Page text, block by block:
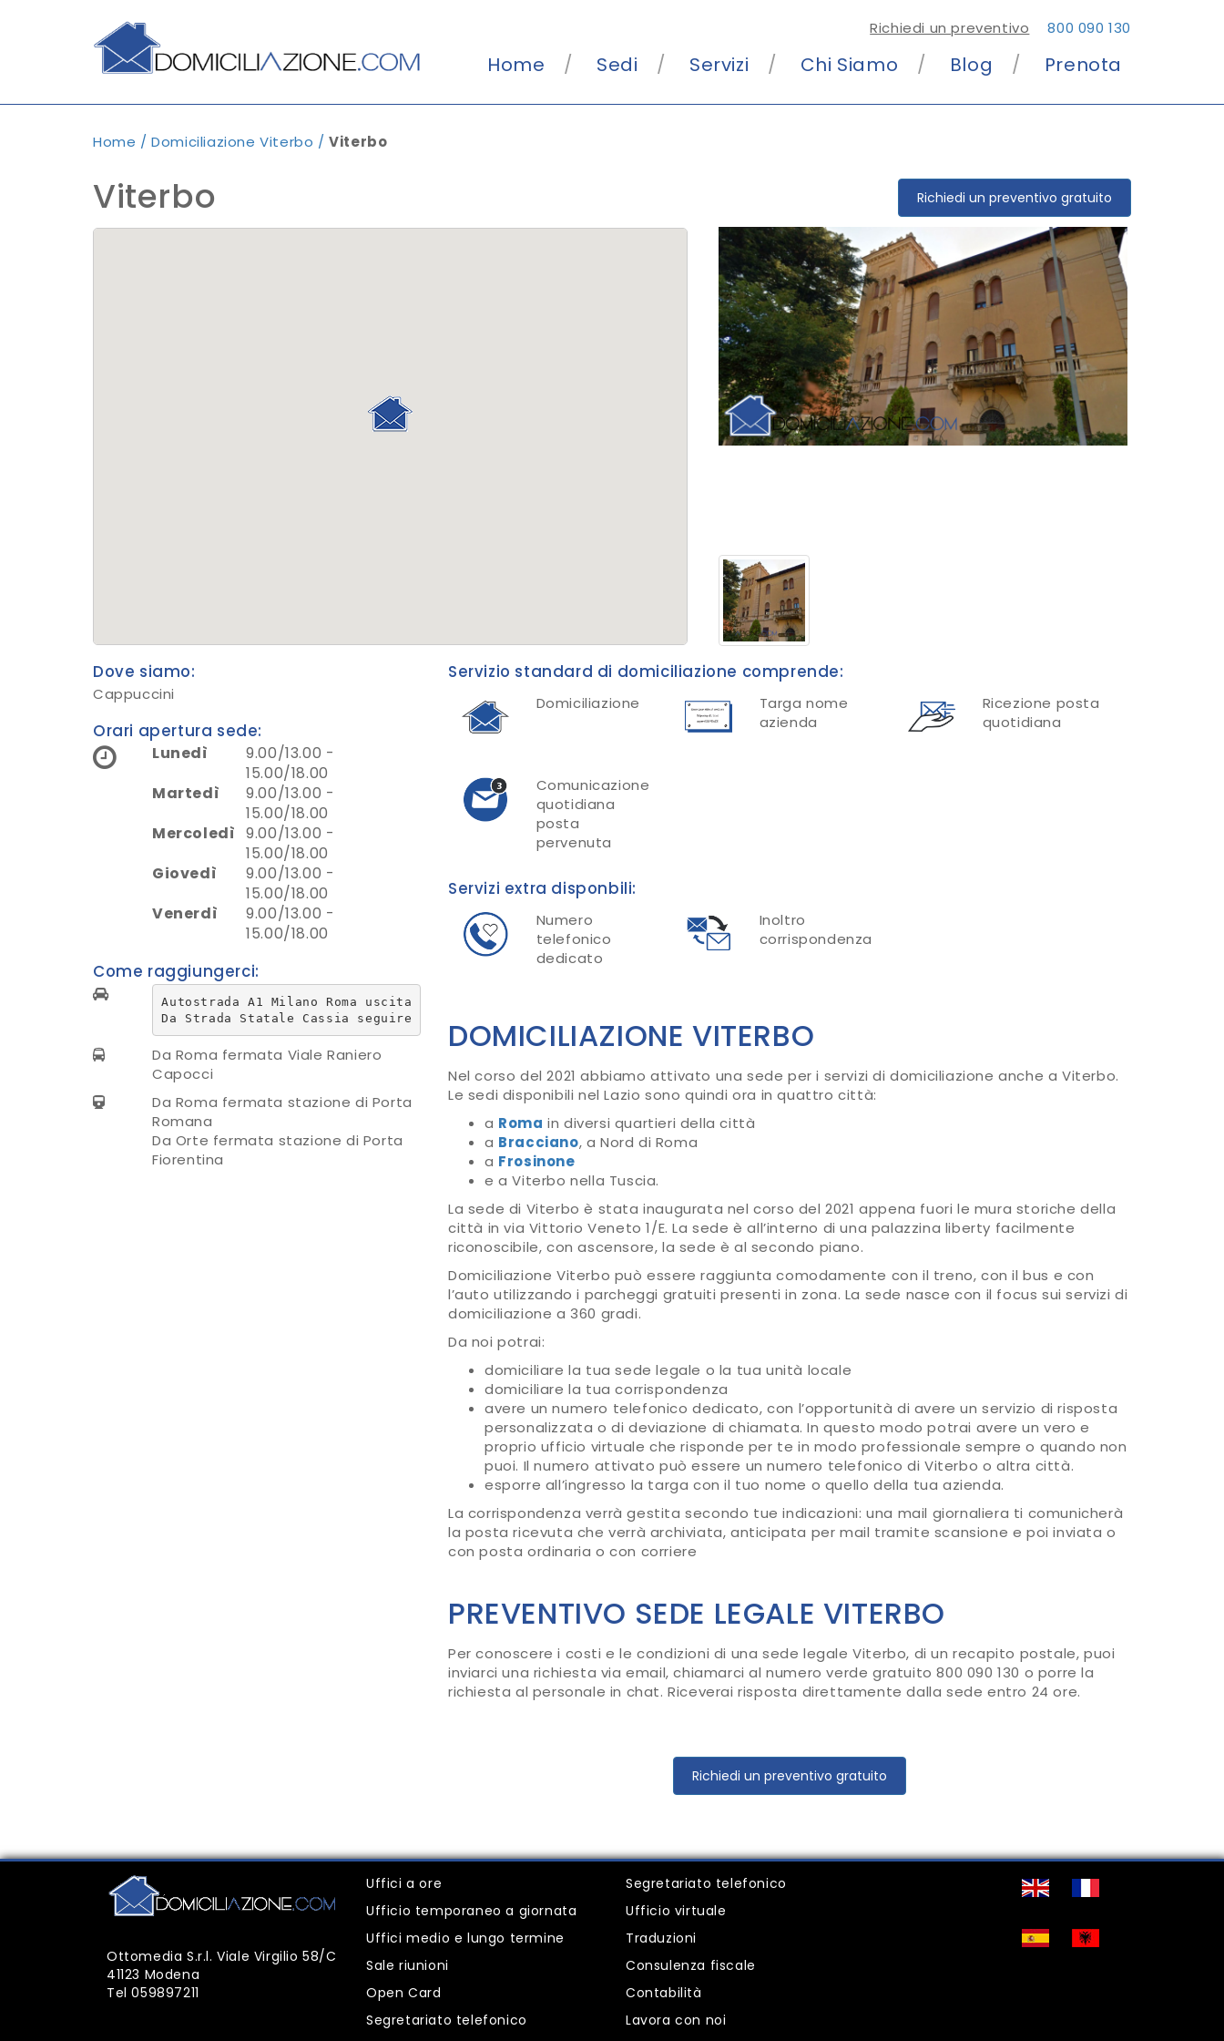
800 090 130
Richiedi un preventivo
Home Sedi Servizi Chi Siamo Blog Prenota
Home /Domiciliazione Viterbo /Viterbo
Viterbo Richiedi un preventivo gratuito
Dove siamo:
Cappuccini
Orari apertura sede:
Lunedì
9.00/13.00 -
15.00/18.00
Martedì
9.00/13.00 -
15.00/18.00
Mercoledì 9.00/13.00 -
15.00/18.00
Giovedì
9.00/13.00 -
15.00/18.00
Venerdì
9.00/13.00 -
15.00/18.00
Come raggiungerci:
Autostrada A1 Milano Roma uscita Orte proseguire per Raccordo Autostradale Orte – Civitavecchia, uscita Viterbo centro
Da Roma fermata Viale Raniero
Capocci
Da Roma fermata stazione di Porta
Romana
Da Orte fermata stazione di Porta
Fiorentina
Servizio standard di domiciliazione comprende:
Domiciliazione
Targa nome
azienda
Ricezione posta
quotidiana
Comunicazione
quotidiana
posta
pervenuta
Servizi extra disponbili:
Numero
telefonico
dedicato
Inoltro
corrispondenza
DOMICILIAZIONE VITERBO
Nel corso del 2021 abbiamo attivato una sede per i servizi di domiciliazione anche a Viterbo.
Le sedi disponibili nel Lazio sono quindi ora in quattro città:
a Roma in diversi quartieri della città
a Bracciano, a Nord di Roma
a Frosinone
e a Viterbo nella Tuscia.
La sede di Viterbo è stata inaugurata nel corso del 2021 appena fuori le mura storiche della
città in via Vittorio Veneto 1/E. La sede è all’interno di una palazzina liberty facilmente
riconoscibile, con ascensore, la sede è al secondo piano.
Domiciliazione Viterbo può essere raggiunta comodamente con il treno, con il bus e con
l’auto utilizzando i parcheggi gratuiti presenti in zona. La sede nasce con il focus sui servizi di
domiciliazione a 360 gradi.
Da noi potrai:
domiciliare la tua sede legale o la tua unità locale
domiciliare la tua corrispondenza
avere un numero telefonico dedicato, con l’opportunità di avere un servizio di risposta
personalizzata o di deviazione di chiamata. In questo modo potrai avere un vero e
proprio ufficio virtuale che risponde per te in modo professionale sempre o quando non
puoi. Il numero attivato può essere un numero telefonico di Viterbo o altra città.
esporre all’ingresso la targa con il tuo nome o quello della tua azienda.
La corrispondenza verrà gestita secondo tue indicazioni: una mail giornaliera ti comunicherà
la posta ricevuta che verrà archiviata, anticipata per mail tramite scansione e poi inviata o
con posta ordinaria o con corriere
PREVENTIVO SEDE LEGALE VITERBO
Per conoscere i costi e le condizioni di una sede legale Viterbo, di un recapito postale, puoi
inviarci una richiesta via email, chiamarci al numero verde gratuito 800 090 130 o porre la
richiesta al personale in chat. Riceverai risposta direttamente dalla sede entro 24 ore.
Richiedi un preventivo gratuito
Ottomedia S.r.l. Viale Virgilio 58/C
41123 Modena
Tel059897211
Uffici a ore
Ufficio temporaneo a giornata
Uffici medio e lungo termine
Sale riunioni
Open Card
Segretariato telefonico
Segretariato telefonico
Ufficio virtuale
Traduzioni
Consulenza fiscale
Contabilità
Lavora con noi